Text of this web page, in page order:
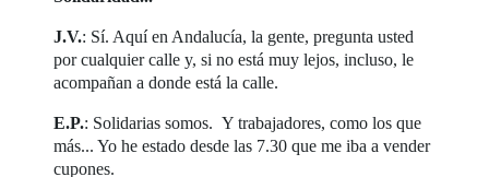
J.V.: Sí. Aquí en Andalucía, la gente, pregunta usted
por cualquier calle y, si no está muy lejos, incluso, le
acompañan a donde está la calle.
E.P.: Solidarias somos. Y trabajadores, como los que
más... Yo he estado desde las 7.30 que me iba a vender
cupones.